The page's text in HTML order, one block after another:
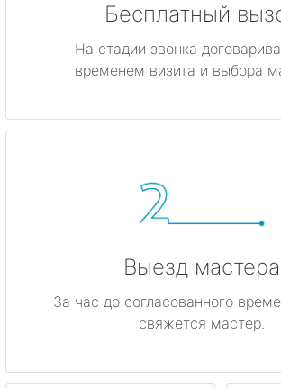
Бесплатный
На стадии звонка
временем визита и выбора
Выезд мастера
За час до согласованного
свяжется мастер.